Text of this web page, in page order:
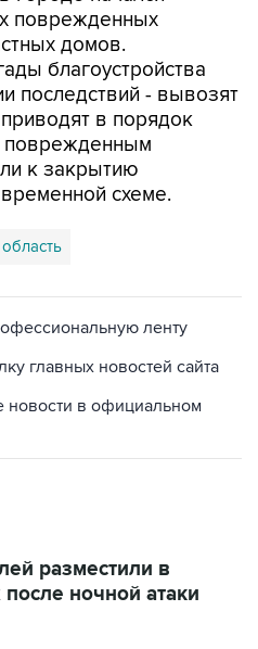
поврежденных
домов.
благоустройства
последствий - вывозят
в порядок
поврежденным
к закрытию
схеме.
ленту
главных новостей сайта
новости в официальном
разместили в
ночной атаки